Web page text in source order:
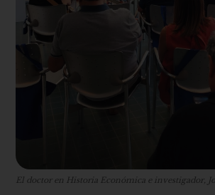
El doctor en Historia Económica e investigador,